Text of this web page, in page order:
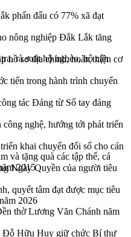
phấn đấu có 77% xã đạt
nông nghiệp Đắk Lắk tăng
hồ sơ địa chính, hoàn thiện cơ
tiến trong hành trình chuyển
tác Đảng từ Sổ tay đảng
nghệ, hướng tới phát triển
khai chuyển đổi số cho cán
Ngày Quyền của người tiêu
quyết tâm đạt được mục tiêu
2026
thờ Lương Văn Chánh năm
Hữu Huy giữ chức Bí thư
rà soát hộ nghèo, hộ cận
và tặng quà các tập thể, cá
2015